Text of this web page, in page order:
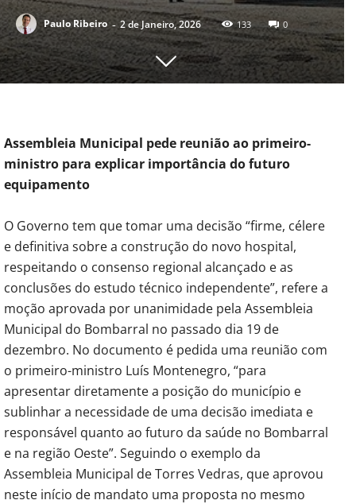
Paulo Ribeiro - 2 de Janeiro, 2026 133 0
Assembleia Municipal pede reunião ao primeiro-
ministro para explicar importância do futuro
equipamento
O Governo tem que tomar uma decisão “firme, célere
e definitiva sobre a construção do novo hospital,
respeitando o consenso regional alcançado e as
conclusões do estudo técnico independente”, refere a
moção aprovada por unanimidade pela Assembleia
Municipal do Bombarral no passado dia 19 de
dezembro. No documento é pedida uma reunião com
o primeiro-ministro Luís Montenegro, “para
apresentar diretamente a posição do município e
sublinhar a necessidade de uma decisão imediata e
responsável quanto ao futuro da saúde no Bombarral
e na região Oeste”. Seguindo o exemplo da
Assembleia Municipal de Torres Vedras, que aprovou
neste início de mandato uma proposta no mesmo